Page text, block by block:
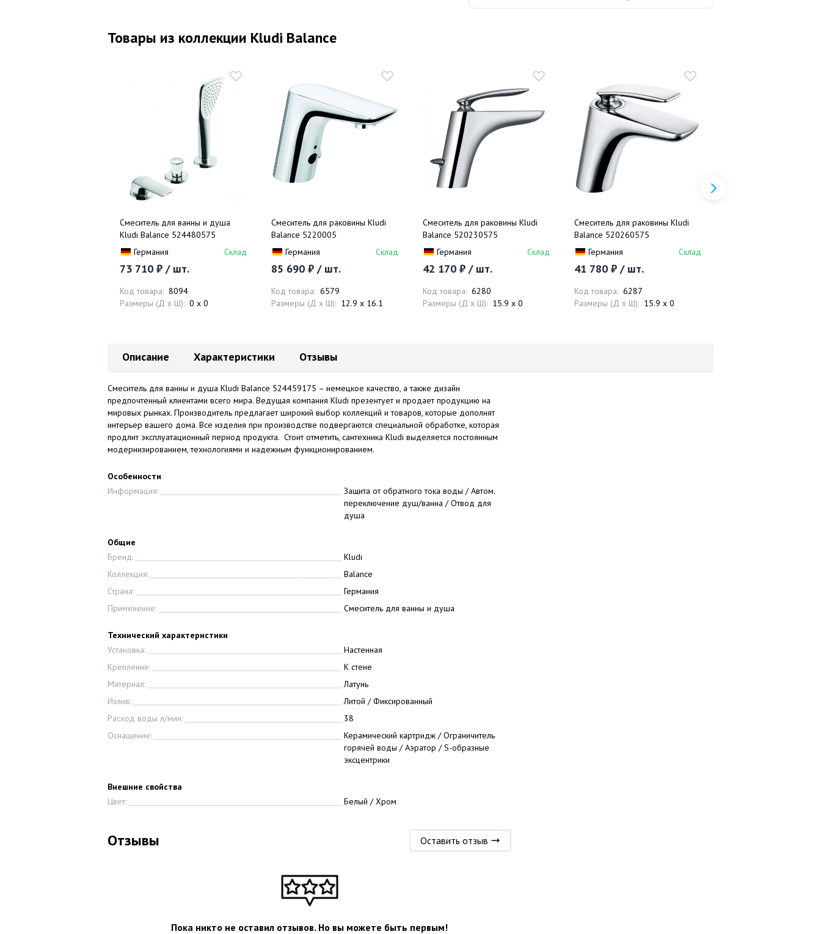
Товары из коллекции Kludi Balance
Смеситель для ванны и душа
Kludi Balance 524480575
Германия
Склад
73 710 ₽ / шт.
Код товара: 8094
Размеры (Д x Ш): 0 x 0
Смеситель для раковины Kludi
Balance 5220005
Германия
Склад
85 690 ₽ / шт.
Код товара: 6579
Размеры (Д x Ш): 12.9 x 16.1
Смеситель для раковины Kludi
Balance 520230575
Германия
Склад
42 170 ₽ / шт.
Код товара: 6280
Размеры (Д x Ш): 15.9 x 0
Смеситель для раковины Kludi
Balance 520260575
Германия
Склад
41 780 ₽ / шт.
Код товара: 6287
Размеры (Д x Ш): 15.9 x 0
Описание Характеристики Отзывы
Смеситель для ванны и душа Kludi Balance 524459175 – немецкое качество, а также дизайн
предпочтенный клиентами всего мира. Ведущая компания Kludi презентует и продает продукцию на
мировых рынках. Производитель предлагает широкий выбор коллекций и товаров, которые дополнят
интерьер вашего дома. Все изделия при производстве подвергаются специальной обработке, которая
продлит эксплуатационный период продукта. Стоит отметить, сантехника Kludi выделяется постоянным
модернизированием, технологиями и надежным функционированием.
Особенности
Информация:
Защита от обратного тока воды / Автом.
переключение душ/ванна / Отвод для
душа
Общие
Бренд:
Kludi
Коллекция:
Balance
Страна:
Германия
Применение:
Смеситель для ванны и душа
Технический характеристики
Установка:
Настенная
Крепление:
К стене
Материал:
Латунь
Излив:
Литой / Фиксированный
Расход воды л/мин:
38
Оснащение:
Керамический картридж / Ограничитель
горячей воды / Аэратор / S-образные
эксцентрики
Внешние свойства
Цвет:
Белый / Хром
Отзывы Оставить отзыв
Пока никто не оставил отзывов. Но вы можете быть первым!